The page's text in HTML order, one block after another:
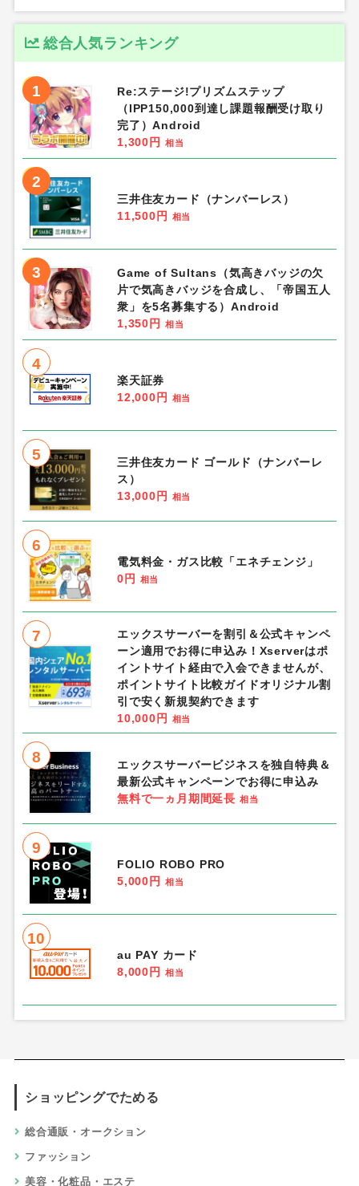
総合人気ランキング
1
Re:ステージ!プリズムステップ
（IPP150,000到達し課題報酬受け取り
完了）Android
1,300円
相当
2
三井住友カード（ナンバーレス）
11,500円
相当
3
Game of Sultans（気高きバッジの欠
片で気高きバッジを合成し、「帝国五人
衆」を5名募集する）Android
1,350円
相当
4
楽天証券
12,000円
相当
5
三井住友カード ゴールド（ナンバーレ
ス）
13,000円
相当
6
電気料金・ガス比較「エネチェンジ」
0円
相当
7
エックスサーバーを割引＆公式キャンペ
ーン適用でお得に申込み！Xserverはポ
イントサイト経由で入会できませんが、
ポイントサイト比較ガイドオリジナル割
引で安く新規契約できます
10,000円
相当
8
エックスサーバービジネスを独自特典＆
最新公式キャンペーンでお得に申込み
無料で一ヵ月期間延長 相当
9
FOLIO ROBO PRO
5,000円
相当
10
au PAY カード
8,000円
相当
ショッピングでためる
総合通販・オークション
ファッション
美容・化粧品・エステ